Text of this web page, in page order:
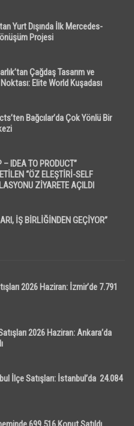
Yurt Dışında İlk Mercedes-
Projesi
Çağdaş Tasarım ve
Elite World Kuşadası
Bağcılar’da Çok Yönlü Bir
– IDEA TO PRODUCT”
“ÖZ ELEŞTİRİ-SELF
ZİYARETE AÇILDI
İŞ BİRLİĞİNDEN GEÇİYOR”
2026 Haziran: İzmir’de 7.791
2026 Haziran: Ankara’da
İlçe Satışları: İstanbul’da 24.084